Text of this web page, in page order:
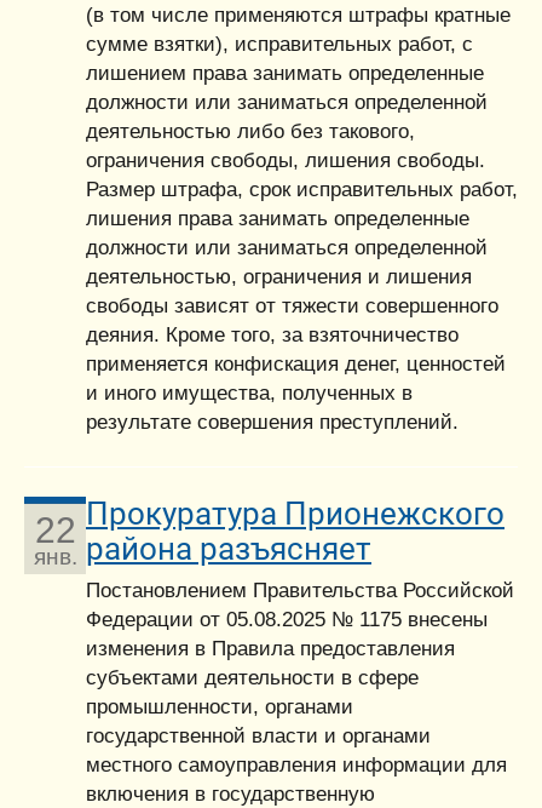
(в том числе применяются штрафы кратные
сумме взятки), исправительных работ, с
лишением права занимать определенные
должности или заниматься определенной
деятельностью либо без такового,
ограничения свободы, лишения свободы.
Размер штрафа, срок исправительных работ,
лишения права занимать определенные
должности или заниматься определенной
деятельностью, ограничения и лишения
свободы зависят от тяжести совершенного
деяния. Кроме того, за взяточничество
применяется конфискация денег, ценностей
и иного имущества, полученных в
результате совершения преступлений.
22
янв.
Прокуратура Прионежского
района разъясняет
Постановлением Правительства Российской
Федерации от 05.08.2025 № 1175 внесены
изменения в Правила предоставления
субъектами деятельности в сфере
промышленности, органами
государственной власти и органами
местного самоуправления информации для
включения в государственную